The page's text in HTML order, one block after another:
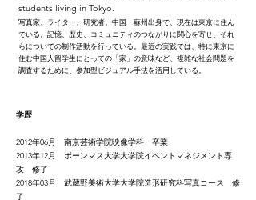
students living in Tokyo.
写真家、ライター、研究者 。中国・蘇州出身で、現在は東京に住ん
でいる。記憶、歴史、コミュニティのつながりに関心を寄せ、それ
らについての制作活動を行っている。最近の実践では、特に東京に
住む中国人留学生にとっての「家」の意味など、複雑な社会問題を
調査するために、参加型ビジュアル手法を活用している。
学歴
2012年06月 南京芸術学院映像学科 卒業
2013年12月 ボーンマス大学大学院イベントマネジメント専
攻 修了
2018年03月 武蔵野美術大学大学院造形研究科写真コース 修
了